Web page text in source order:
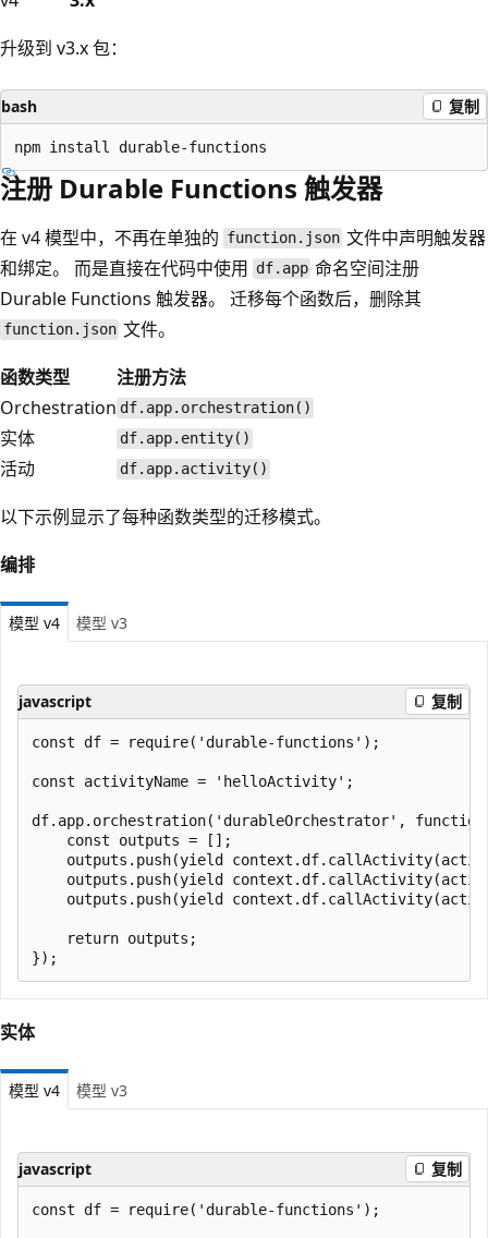
升级到 v3.x 包：
bash 复制
注册 Durable Functions 触发器
在 v4 模型中，不再在单独的 function.json 文件中声明触发器
和绑定。 而是直接在代码中使用 df.app 命名空间注册
Durable Functions 触发器。 迁移每个函数后，删除其
function.json 文件。
函数类型
注册方法
Orchestration df.app.orchestration()
实体 df.app.entity()
活动 df.app.activity()
以下示例显示了每种函数类型的迁移模式。
编排
模型 v4 模型 v3
javascript 复制
const df = require('durable-functions');
const activityName = 'helloActivity';
df.app.orchestration('durableOrchestrator',
    const outputs = [];
outputs.push(yield
outputs.push(yield
outputs.push(yield
    return outputs;
实体
模型 v4 模型 v3
javascript 复制
const df = require('durable-functions');